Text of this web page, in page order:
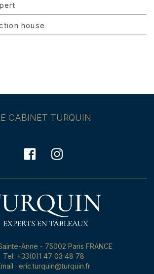
house
CABINET TURQUIN
Anne - 75002 Paris FRANCE
Tel: +33(0)1 47 03 48 78
: eric.turquin@turquin.fr